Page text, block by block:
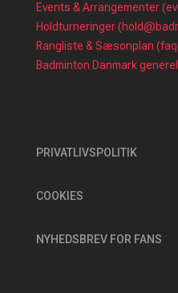
Events & Arrangementer
Holdturneringer
Rangliste & Sæsonplan
Badminton Danmark
PRIVATLIVSPOLITIK
COOKIES
NYHEDSBREV FOR FANS